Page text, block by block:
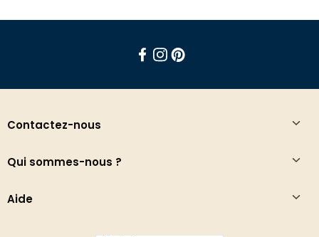
Contactez-nous
Qui sommes-nous ?
Aide